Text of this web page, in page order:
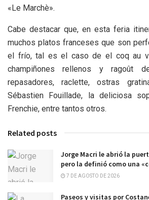
«Le Marchè».
Cabe destacar que, en esta feria
muchos platos franceses que son
el frío, tal es el caso de el coq au
champiñones rellenos y ragoût
repasadores, raclette, ostras
Sébastien Fouillade, la deliciosa
Frenchie, entre tantos otros.
Related posts
Jorge Macri le abrió la
pero la definió como una
7 DE AGOSTO DE 2026
Paseos y visitas por